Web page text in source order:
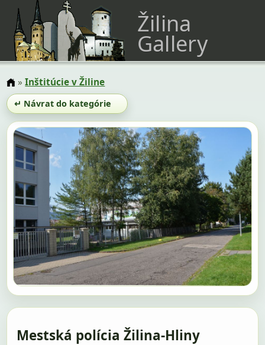
Žilina
Gallery
»Inštitúcie v Žiline
↵ Návrat do kategórie
Mestská polícia Žilina-Hliny